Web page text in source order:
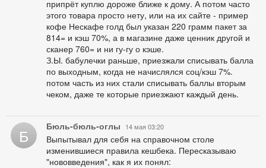
припрёт куплю дороже ближе к дому. А потом часто
этого товара просто нету, или на их сайте - пример
кофе Нескафе голд был указан 220 грамм пакет за
814= и кэш 70%, а в магазине даже ценник другой и
сканер 760= и ни гу-гу о кэше.
З.Ы. бабулечки раньше, приезжали списывать балла
по выходным, когда не начислялся соц/кэш 7%.
потом часть из них стали списывать баллы вторым
чеком, даже те которые приезжают каждый день.
Б Бюль-бюль-оглы 14 мая 03:20
Выпытывал для себя на справочном столе
изменившиеся правила кешбека. Пересказываю
"нововведения", как я их понял: